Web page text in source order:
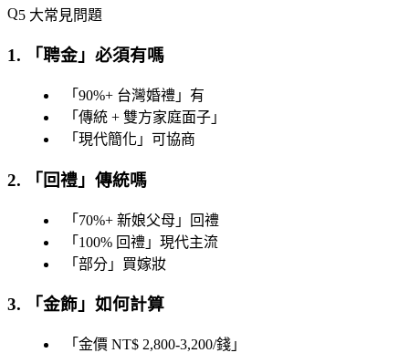
5 大常見問題
1. 「聘金 」必須有嗎
「 90%+ 台灣婚禮 」有
「 傳統 + 雙方家庭面子 」
「 現代簡化 」可協商
2. 「回禮 」傳統嗎
「 70%+ 新娘父母 」回禮
「 100% 回禮 」現代主流
「 部分 」買嫁妝
3. 「金飾 」如何計算
「 金價 NT$ 2,800-3,200/錢 」